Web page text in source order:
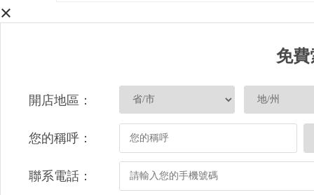
×
免費
開店地區：
您的稱呼：
聯系電話：